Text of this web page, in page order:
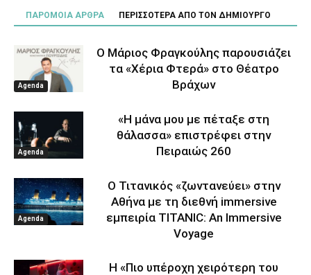
ΠΑΡΟΜΟΙΑ ΑΡΘΡΑ ΠΕΡΙΣΣΟΤΕΡΑ ΑΠΟ ΤΟΝ ΔΗΜΙΟΥΡΓΟ
Agenda
Ο Μάριος Φραγκούλης παρουσιάζει
τα «Χέρια Φτερά» στο Θέατρο
Βράχων
Agenda
«Η μάνα μου με πέταξε στη
θάλασσα» επιστρέφει στην
Πειραιώς 260
Agenda
Ο Τιτανικός «ζωντανεύει» στην
Αθήνα με τη διεθνή immersive
εμπειρία TITANIC: An Immersive
Voyage
Η «Πιο υπέροχη χειρότερη του